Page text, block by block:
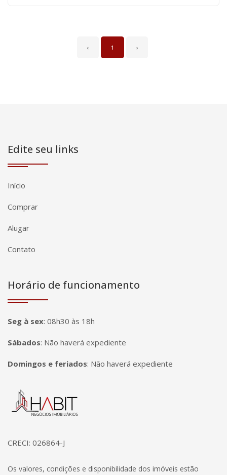
‹ 1 ›
Edite seu links
Início
Comprar
Alugar
Contato
Horário de funcionamento
Seg à sex: 08h30 às 18h
Sábados: Não haverá expediente
Domingos e feriados: Não haverá expediente
Página inicial
CRECI: 026864-J
Os valores, condições e disponibilidade dos imóveis estão